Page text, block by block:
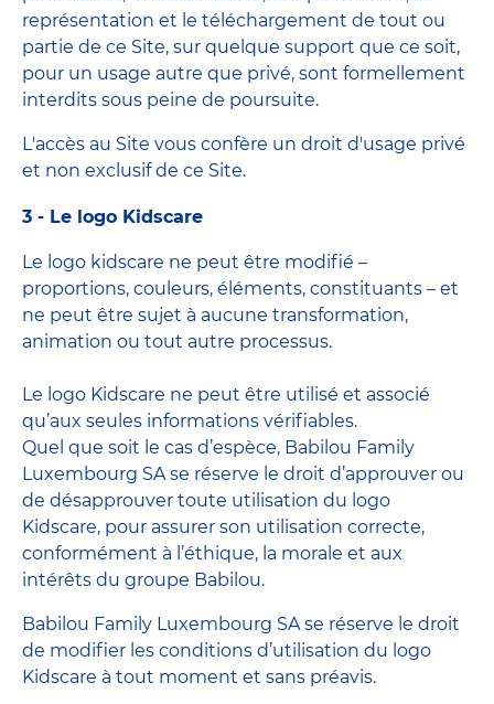
représentation et le téléchargement de tout ou
partie de ce Site, sur quelque support que ce soit,
pour un usage autre que privé, sont formellement
interdits sous peine de poursuite.
L'accès au Site vous confère un droit d'usage privé
et non exclusif de ce Site.
3 - Le logo Kidscare
Le logo kidscare ne peut être modifié –
proportions, couleurs, éléments, constituants – et
ne peut être sujet à aucune transformation,
animation ou tout autre processus.
Le logo Kidscare ne peut être utilisé et associé
qu’aux seules informations vérifiables.
Quel que soit le cas d’espèce, Babilou Family
Luxembourg SA se réserve le droit d’approuver ou
de désapprouver toute utilisation du logo
Kidscare, pour assurer son utilisation correcte,
conformément à l’éthique, la morale et aux
intérêts du groupe Babilou.
Babilou Family Luxembourg SA se réserve le droit
de modifier les conditions d’utilisation du logo
Kidscare à tout moment et sans préavis.